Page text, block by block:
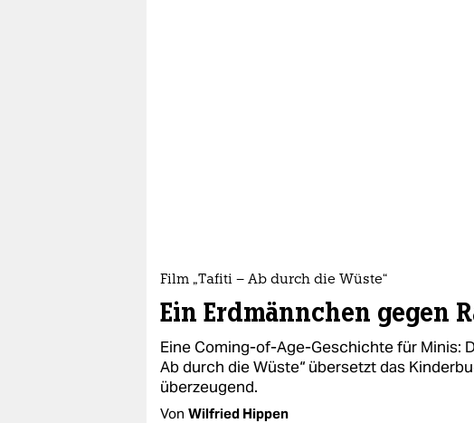
Film „Tafiti – Ab durch die Wüste“
Ein Erdmännchen gegen
Eine Coming-of-Age-Geschichte für Minis:
Ab durch die Wüste“ übersetzt das
überzeugend.
Von Wilfried Hippen